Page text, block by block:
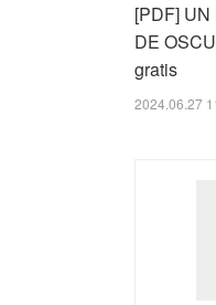
[PDF]
DE
gratis
2024.06.27